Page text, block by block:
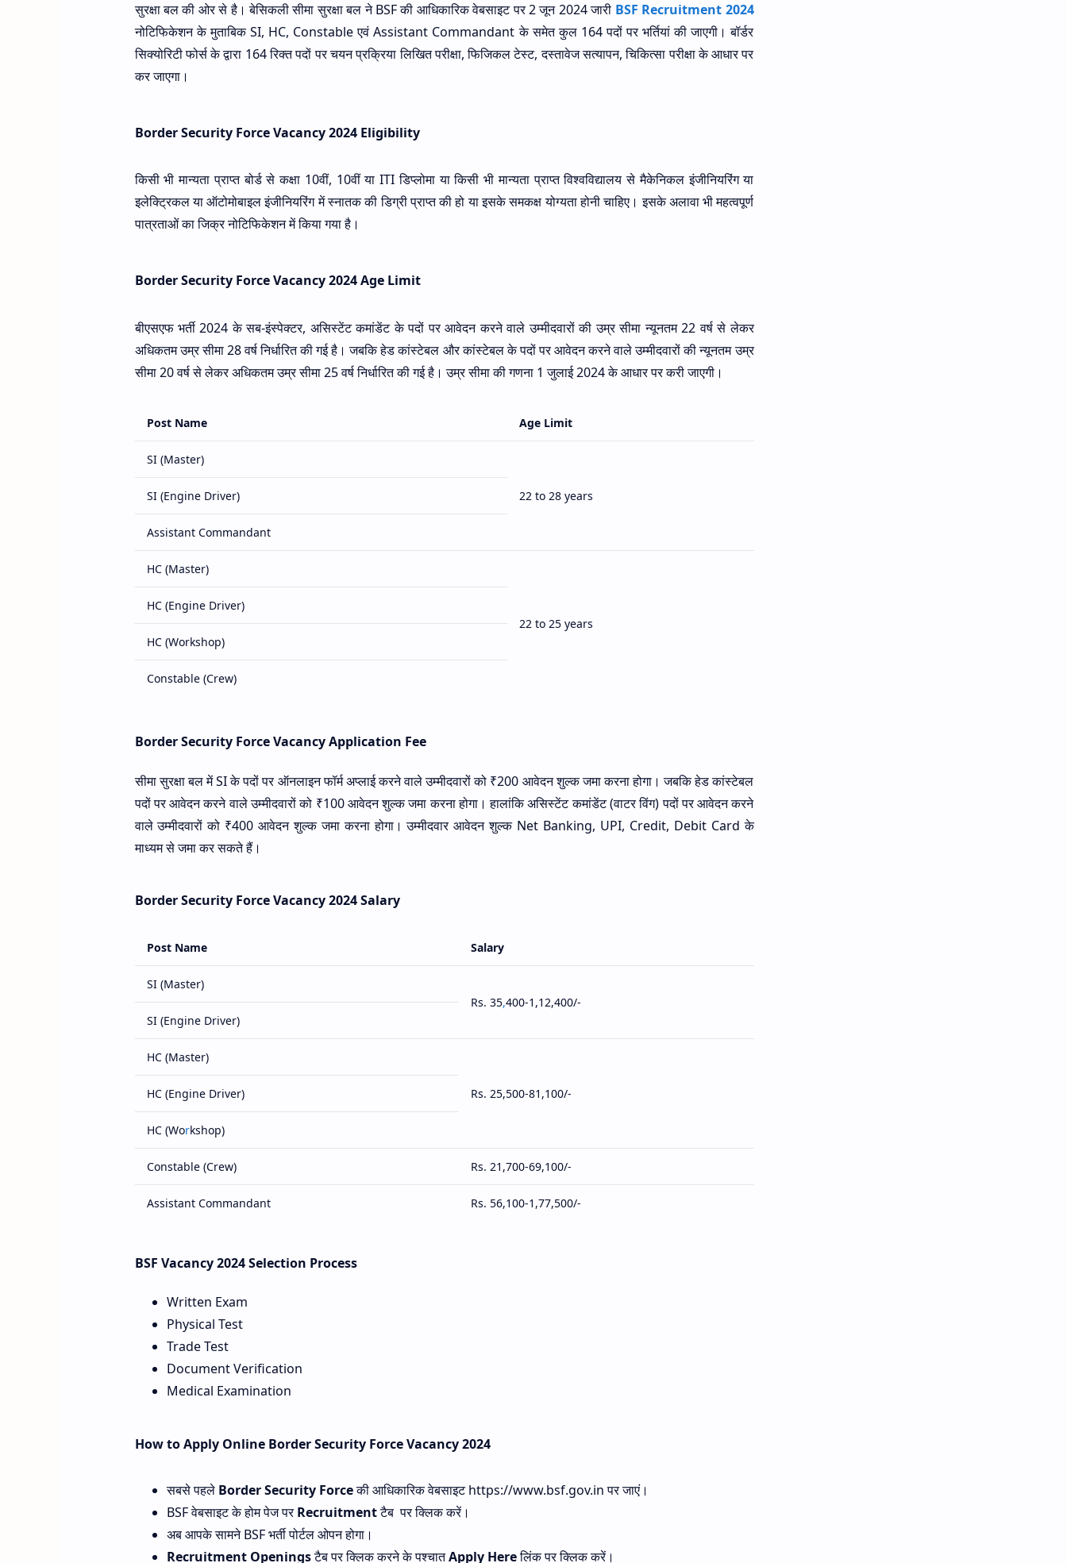
सुरक्षा बल की ओर से है। बेसिकली सीमा सुरक्षा बल ने BSF की आधिकारिक वेबसाइट पर 2 जून 2024 जारी BSF Recruitment 2024
नोटिफिकेशन के मुताबिक SI, HC, Constable एवं Assistant Commandant के समेत कुल 164 पदों पर भर्तियां की जाएगी। बॉर्डर
सिक्योरिटी फोर्स के द्वारा 164 रिक्त पदों पर चयन प्रक्रिया लिखित परीक्षा, फिजिकल टेस्ट, दस्तावेज सत्यापन, चिकित्सा परीक्षा के आधार पर
कर जाएगा।
Border Security Force Vacancy 2024 Eligibility
किसी भी मान्यता प्राप्त बोर्ड से कक्षा 10वीं, 10वीं या ITI डिप्लोमा या किसी भी मान्यता प्राप्त विश्वविद्यालय से मैकेनिकल इंजीनियरिंग या
इलेक्ट्रिकल या ऑटोमोबाइल इंजीनियरिंग में स्नातक की डिग्री प्राप्त की हो या इसके समकक्ष योग्यता होनी चाहिए। इसके अलावा भी महत्वपूर्ण
पात्रताओं का जिक्र नोटिफिकेशन में किया गया है।
Border Security Force Vacancy 2024 Age Limit
बीएसएफ भर्ती 2024 के सब-इंस्पेक्टर, असिस्टेंट कमांडेंट के पदों पर आवेदन करने वाले उम्मीदवारों की उम्र सीमा न्यूनतम 22 वर्ष से लेकर
अधिकतम उम्र सीमा 28 वर्ष निर्धारित की गई है। जबकि हेड कांस्टेबल और कांस्टेबल के पदों पर आवेदन करने वाले उम्मीदवारों की न्यूनतम उम्र
सीमा 20 वर्ष से लेकर अधिकतम उम्र सीमा 25 वर्ष निर्धारित की गई है। उम्र सीमा की गणना 1 जुलाई 2024 के आधार पर करी जाएगी।
Post Name Age Limit
SI (Master)
22 to 28 years
SI (Engine Driver)
Assistant Commandant
HC (Master)
22 to 25 years
HC (Engine Driver)
HC (Workshop)
Constable (Crew)
Border Security Force Vacancy Application Fee
सीमा सुरक्षा बल में SI के पदों पर ऑनलाइन फॉर्म अप्लाई करने वाले उम्मीदवारों को ₹200 आवेदन शुल्क जमा करना होगा। जबकि हेड कांस्टेबल
पदों पर आवेदन करने वाले उम्मीदवारों को ₹100 आवेदन शुल्क जमा करना होगा। हालांकि असिस्टेंट कमांडेंट (वाटर विंग) पदों पर आवेदन करने
वाले उम्मीदवारों को ₹400 आवेदन शुल्क जमा करना होगा। उम्मीदवार आवेदन शुल्क Net Banking, UPI, Credit, Debit Card के
माध्यम से जमा कर सकते हैं।
Border Security Force Vacancy 2024 Salary
Post Name Salary
SI (Master)
Rs. 35,400-1,12,400/-
SI (Engine Driver)
HC (Master)
Rs. 25,500-81,100/-
HC (Engine Driver)
HC (Workshop)
Constable (Crew) Rs. 21,700-69,100/-
Assistant Commandant Rs. 56,100-1,77,500/-
BSF Vacancy 2024 Selection Process
Written Exam
Physical Test
Trade Test
Document Verification
Medical Examination
How to Apply Online Border Security Force Vacancy 2024
सबसे पहले Border Security Forceकी आधिकारिक वेबसाइट https://www.bsf.gov.in पर जाएं।
BSF वेबसाइट के होम पेज परRecruitmentटैब पर क्लिक करें।
अब आपके सामने BSF भर्ती पोर्टल ओपन होगा।
Recruitment Openingsटैब पर क्लिक करने के पश्चातApply Hereलिंक पर क्लिक करें।